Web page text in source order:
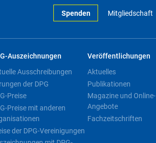
Spenden Mitgliedschaft
Auszeichnungen
Ausschreibungen
der DPG
Preise
Preise mit anderen
der DPG-Vereinigungen
Veröffentlichungen
Aktuelles
Publikationen
Magazine und Online-
Angebote
Fachzeitschriften